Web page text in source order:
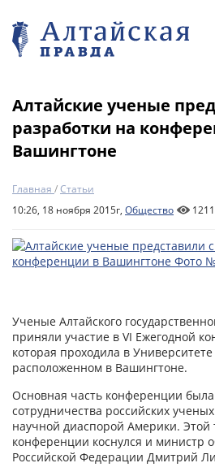
Алтайские ученые
разработки на
Вашингтоне
Главная /Статьи
10:26, 18 ноября 2015г, Общество 1211
Ученые Алтайского
приняли участие в VI Ежегодной
которая проходила в
расположенном в Вашингтоне.
Основная часть конференции
сотрудничества российских
научной диаспорой Америки.
конференции коснулся и министр
Российской Федерации Дмитрий